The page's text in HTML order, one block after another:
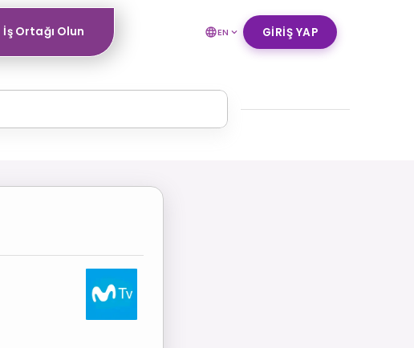
İş Ortağı Olun EN GIRIŞ YAP